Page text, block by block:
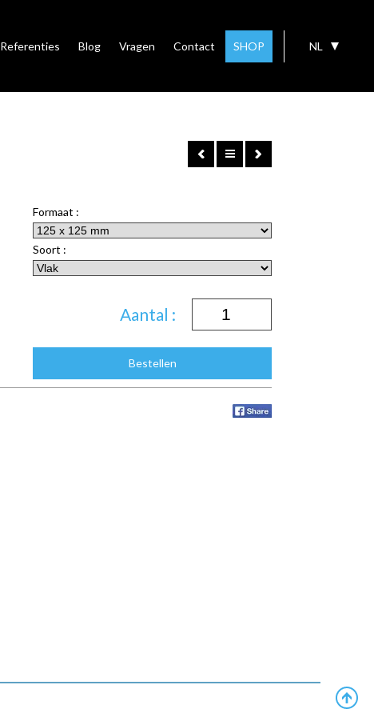
NL
Referenties Blog Vragen Contact SHOP
Formaat :
Soort :
Aantal :
Bestellen